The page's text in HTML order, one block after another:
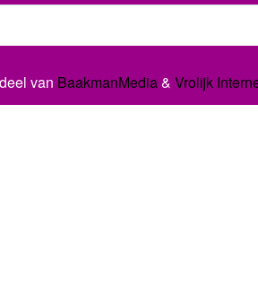
van BaakmanMedia& Vrolijk